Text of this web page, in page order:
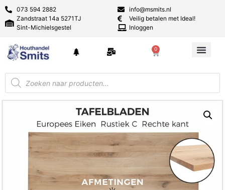
073 594 2882
Zandstraat 14a 5271TJ
Sint-Michielsgestel
info@msmits.nl
Veilig betalen met Ideal!
Inloggen
0